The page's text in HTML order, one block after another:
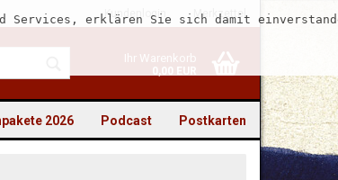
Kundenlogin Merkzettel
Ihr Warenkorb
0,00 EUR
erklären Sie sich damit
Postkarten
Podcast
2026